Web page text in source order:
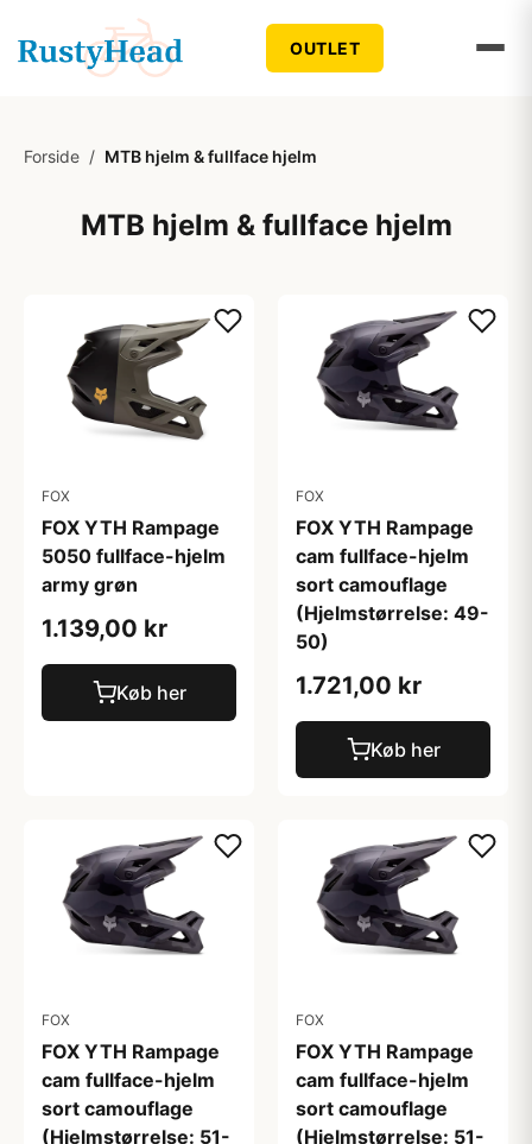
OUTLET
Forside / MTB hjelm & fullface hjelm
MTB hjelm & fullface hjelm
FOX
FOX YTH Rampage
5050 fullface-hjelm
army grøn
1.139,00 kr
Køb her
FOX
FOX YTH Rampage
cam fullface-hjelm
sort camouflage
(Hjelmstørrelse: 49-
50)
1.721,00 kr
Køb her
FOX
FOX YTH Rampage
cam fullface-hjelm
sort camouflage
(Hjelmstørrelse: 51-
FOX
FOX YTH Rampage
cam fullface-hjelm
sort camouflage
(Hjelmstørrelse: 51-